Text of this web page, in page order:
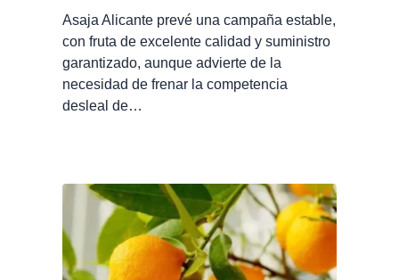
Asaja Alicante prevé una campaña estable,
con fruta de excelente calidad y suministro
garantizado, aunque advierte de la
necesidad de frenar la competencia
desleal de…